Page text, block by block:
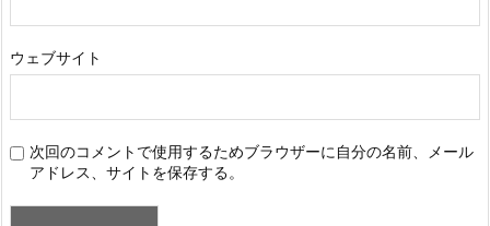
ウェブサイト
次回のコメントで使用するためブラウザーに自分の名前、メール
アドレス、サイトを保存する。